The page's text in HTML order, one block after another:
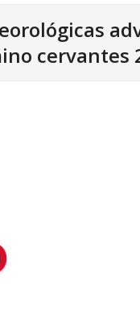
cervantes